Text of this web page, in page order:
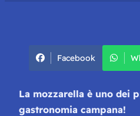
Facebook
La mozzarella è uno dei
gastronomia campana!